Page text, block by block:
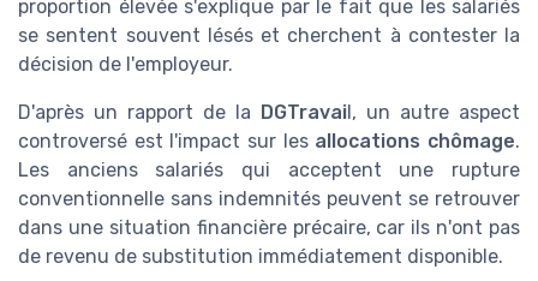
proportion élevée s'explique par le fait que les salariés
se sentent souvent lésés et cherchent à contester la
décision de l'employeur.
D'après un rapport de la DGTravai l, un autre aspect
controversé est l'impact sur les allocations chômage.
Les anciens salariés qui acceptent une rupture
conventionnelle sans indemnités peuvent se retrouver
dans une situation financière précaire, car ils n'ont pas
de revenu de substitution immédiatement disponible.